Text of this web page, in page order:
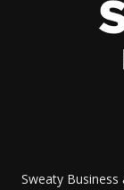
Sweaty